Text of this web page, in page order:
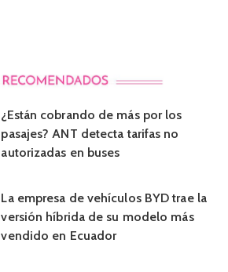
¿Están cobrando de más por los
pasajes? ANT detecta tarifas no
autorizadas en buses
La empresa de vehículos BYD trae la
versión híbrida de su modelo más
vendido en Ecuador